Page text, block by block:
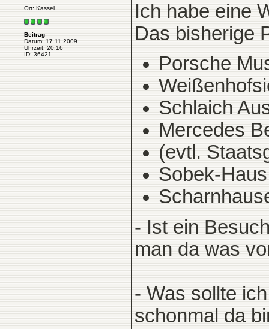
Ort: Kassel
Beitrag
Datum: 17.11.2009
Uhrzeit: 20:16
ID: 36421
Ich habe eine
Das bisherige
Porsche
Schlaich
Mercedes
(evtl.
Sobek-
- Ist ein
man da was
- Was sollte
schonmal da